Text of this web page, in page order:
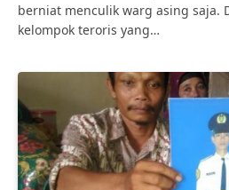
berniat menculik warg asing saja.
kelompok teroris yang…